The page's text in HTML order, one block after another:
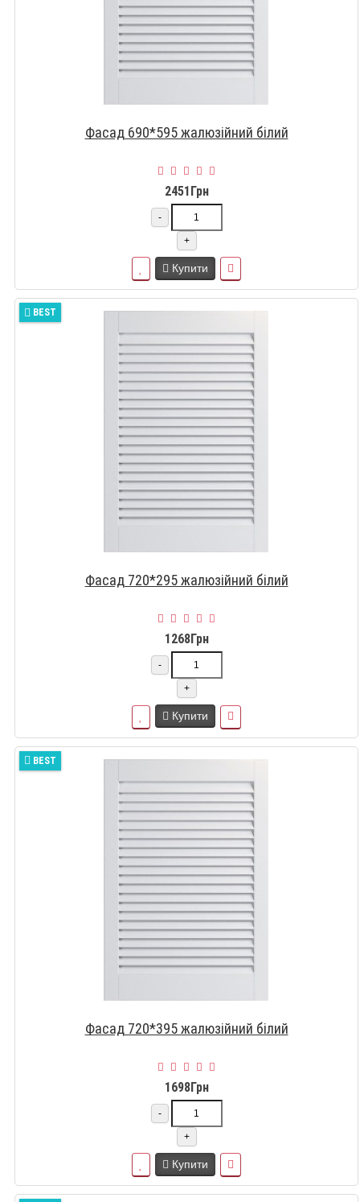
Фасад 690*595 жалюзійний білий
2451Грн
-
+
Купити
BEST
Фасад 720*295 жалюзійний білий
1268Грн
-
+
Купити
BEST
Фасад 720*395 жалюзійний білий
1698Грн
-
+
Купити